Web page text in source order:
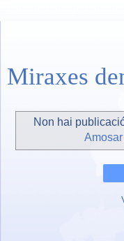
Miraxes
Non hai